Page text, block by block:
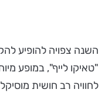
השנה צפויה להופיע
"טאיקו לייף", במופע
לחוויה רב חושית